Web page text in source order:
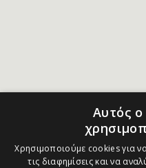
Αυτός
Χρησιμοποιούμε cookies για
τις διαφημίσεις και να